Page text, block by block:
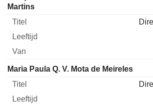
Martins
Maria Paula Q. V. Mota de Meireles